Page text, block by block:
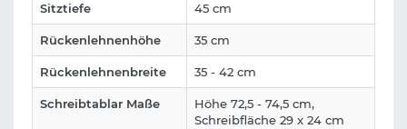
Sitztiefe 45 cm
Rückenlehnenhöhe 35 cm
Rückenlehnenbreite 35 - 42 cm
Schreibtablar Maße
Höhe 72,5 - 74,5 cm,
Schreibfläche 29 x 24 cm